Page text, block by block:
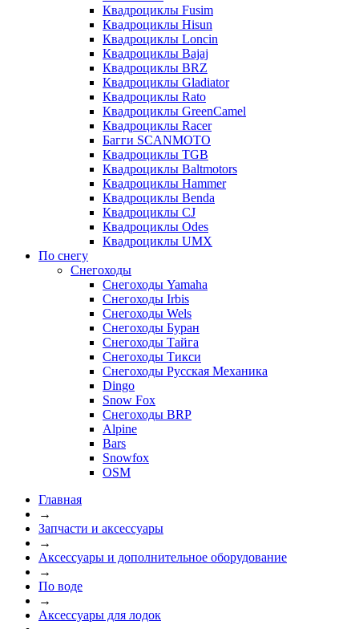
Квадроциклы Fusim
Квадроциклы Hisun
Квадроциклы Loncin
Квадроциклы Bajaj
Квадроциклы BRZ
Квадроциклы Gladiator
Квадроциклы Rato
Квадроциклы GreenCamel
Квадроциклы Racer
Багги SCANMOTO
Квадроциклы TGB
Квадроциклы Baltmotors
Квадроциклы Hammer
Квадроциклы Benda
Квадроциклы CJ
Квадроциклы Odes
Квадроциклы UMX
По снегу
Снегоходы
Снегоходы Yamaha
Снегоходы Irbis
Снегоходы Wels
Снегоходы Буран
Снегоходы Тайга
Снегоходы Тикси
Снегоходы Русская Механика
Dingo
Snow Fox
Снегоходы BRP
Alpine
Bars
Snowfox
OSM
Главная
→
Запчасти и аксессуары
→
Аксессуары и дополнительное оборудование
→
По воде
→
Аксессуары для лодок